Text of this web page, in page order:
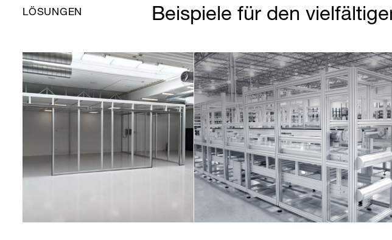
LÖSUNGEN Beispiele für den
Partner Login